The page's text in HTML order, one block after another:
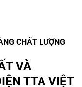
CHẤT LƯỢNG
VÀ
TTA VIỆT